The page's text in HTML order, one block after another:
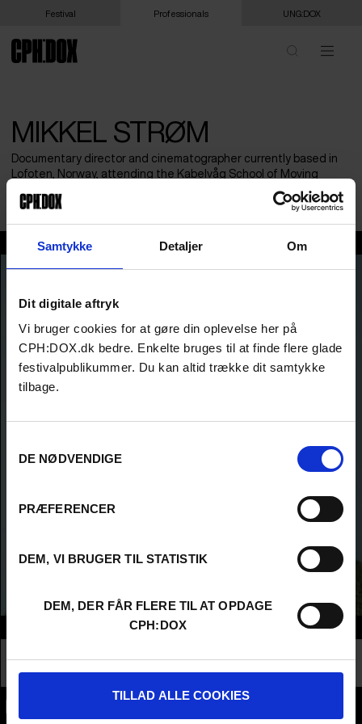
Samtykke Detaljer Om
Dit digitale aftryk
Vi bruger cookies for at gøre din oplevelse her på
CPH:DOX.dk bedre. Enkelte bruges til at finde flere glade
festivalpublikummer. Du kan altid trække dit samtykke
tilbage.
DE NØDVENDIGE
PRÆFERENCER
DEM, VI BRUGER TIL STATISTIK
DEM, DER FÅR FLERE TIL AT OPDAGE
CPH:DOX
TILLAD ALLE COOKIES
Festival Professionals UNG:DOX
MIKKEL STRØM
Documentary director and cinematographer currently based in
Lofoten, Norway, attending the Kabelvåg School of Moving
Mikkel Strøm
Profession
Higher Education - Student